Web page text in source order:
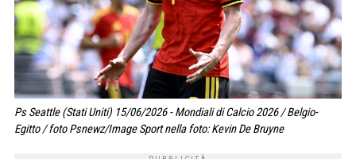
Ps Seattle (Stati Uniti) 15/06/2026 - Mondiali di Calcio 2026 / Belgio-
Egitto / foto Psnewz/Image Sport nella foto: Kevin De Bruyne